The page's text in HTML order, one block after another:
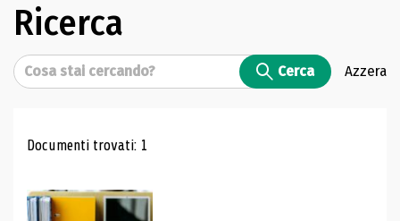
Ricerca
Cerca Cerca Azzera
Risultati di ricerca
Documenti trovati: 1